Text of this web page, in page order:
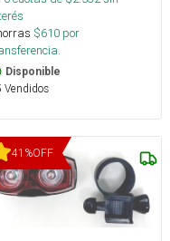
$610 por
Disponible
Vendidos
41 %OFF